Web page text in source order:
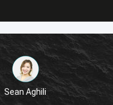
Sean Aghili